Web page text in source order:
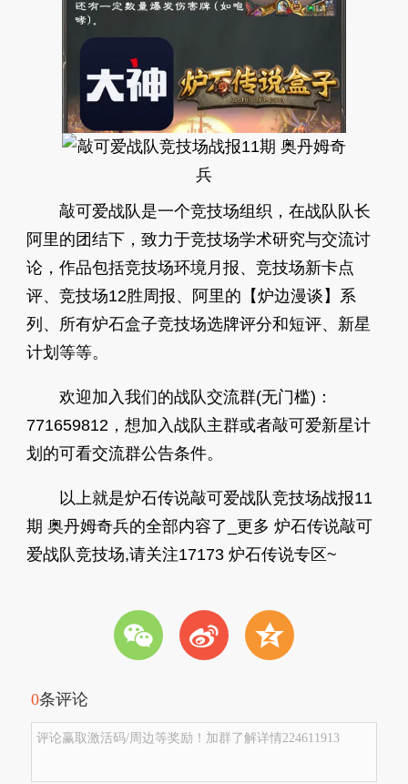
敲可爱战队是一个竞技场组织，在战队队长
阿里的团结下，致力于竞技场学术研究与交流讨
论，作品包括竞技场环境月报、竞技场新卡点
评、竞技场12胜周报、阿里的【炉边漫谈】系
列、所有炉石盒子竞技场选牌评分和短评、新星
计划等等。
欢迎加入我们的战队交流群(无门槛)：
771659812，想加入战队主群或者敲可爱新星计
划的可看交流群公告条件。
以上就是炉石传说敲可爱战队竞技场战报11
期 奥丹姆奇兵的全部内容了_更多 炉石传说敲可
爱战队竞技场,请关注17173 炉石传说专区~
w t z
0条评论
评论赢取激活码/周边等奖励！加群了解详情224611913